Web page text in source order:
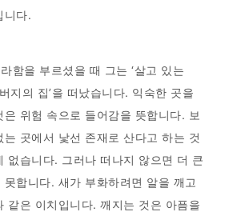
니다.
함을 부르셨을 때 그는 ‘살고 있는
버지의 집’을 떠났습니다. 익숙한 곳을
은 위험 속으로 들어감을 뜻합니다. 보
는 곳에서 낯선 존재로 산다고 하는 것
없습니다. 그러나 떠나지 않으면 더 큰
합니다. 새가 부화하려면 알을 깨고
같은 이치입니다. 깨지는 것은 아픔을